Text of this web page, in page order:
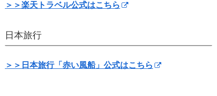
＞＞楽天トラベル公式はこちら
日本旅行
＞＞日本旅行「赤い風船」公式はこちら